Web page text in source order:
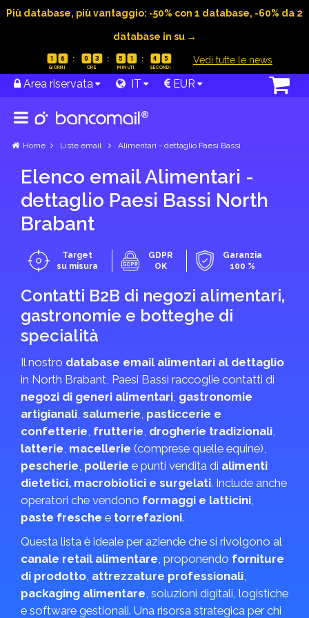
Più database, più vantaggio: -50% con 1 database, -60% da 2
database in su →
1 6 0 3 5 1 4 4 Vedi tutte le news
Area riservata IT EUR
Home Liste email Alimentari - dettaglio Paesi Bassi
Elenco email Alimentari -
dettaglio Paesi Bassi North
Brabant
Target
su misura
GDPR
OK
Garanzia
100 %
Contatti B2B di negozi alimentari,
gastronomie e botteghe di
specialità
Il nostro database email alimentari al dettaglio
in North Brabant, Paesi Bassi raccoglie contatti di
negozi di generi alimentari, gastronomie
artigianali, salumerie, pasticcerie e
confetterie, frutterie, drogherie tradizionali,
latterie, macellerie (comprese quelle equine),
pescherie, pollerie e punti vendita di alimenti
dietetici, macrobiotici e surgelati. Include anche
operatori che vendono formaggi e latticini,
paste fresche e torrefazioni.
Questa lista è ideale per aziende che si rivolgono al
canale retail alimentare, proponendo forniture
di prodotto, attrezzature professionali,
packaging alimentare, soluzioni digitali, logistiche
e software gestionali. Una risorsa strategica per chi